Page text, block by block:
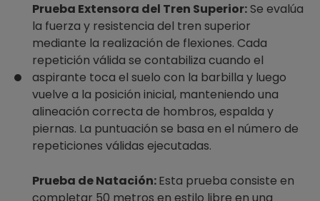
Prueba Extensora del Tren Superior:Se evalúa
la fuerza y resistencia del tren superior
mediante la realización de flexiones. Cada
repetición válida se contabiliza cuando el
aspirante toca el suelo con la barbilla y luego
vuelve a la posición inicial, manteniendo una
alineación correcta de hombros, espalda y
piernas. La puntuación se basa en el número de
repeticiones válidas ejecutadas.
Prueba de Natación:Esta prueba consiste en